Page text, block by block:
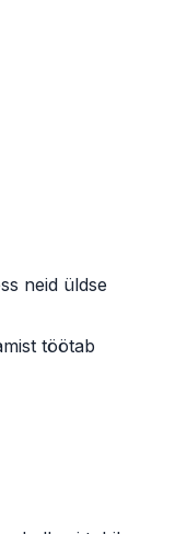
neid üldse
töötab